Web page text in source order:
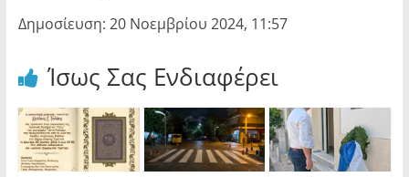
Δημοσίευση: 20 Νοεμβρίου 2024, 11:57
Ίσως Σας Ενδιαφέρει